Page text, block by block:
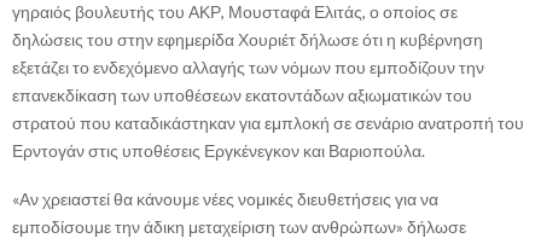
γηραιός βουλευτής του ΑΚΡ, Μουσταφά Ελιτάς, ο οποίος σε
δηλώσεις του στην εφημερίδα Χουριέτ δήλωσε ότι η κυβέρνηση
εξετάζει το ενδεχόμενο αλλαγής των νόμων που εμποδίζουν την
επανεκδίκαση των υποθέσεων εκατοντάδων αξιωματικών του
στρατού που καταδικάστηκαν για εμπλοκή σε σενάριο ανατροπή του
Ερντογάν στις υποθέσεις Εργκένεγκον και Βαριοπούλα.
«Αν χρειαστεί θα κάνουμε νέες νομικές διευθετήσεις για να
εμποδίσουμε την άδικη μεταχείριση των ανθρώπων» δήλωσε